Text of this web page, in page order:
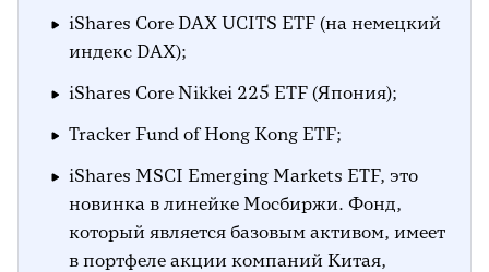
iShares Core DAX UCITS ETF (на немецкий
индекс DAX);
iShares Core Nikkei 225 ETF (Япония);
Tracker Fund of Hong Kong ETF;
iShares MSCI Emerging Markets ETF, это
новинка в линейке Мосбиржи. Фонд,
который является базовым активом, имеет
в портфеле акции компаний Китая,